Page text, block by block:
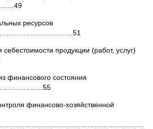
ресурсов
себестоимости продукции (работ, услуг)
финансового состояния
финансово-хозяйственной